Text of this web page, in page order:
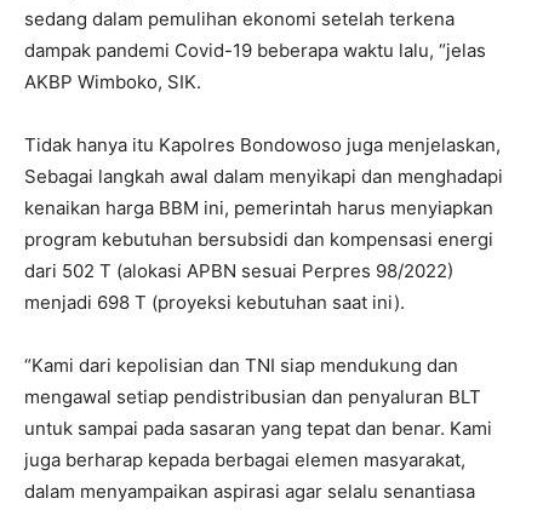
sedang dalam pemulihan ekonomi setelah terkena
dampak pandemi Covid-19 beberapa waktu lalu, “jelas
AKBP Wimboko, SIK.
Tidak hanya itu Kapolres Bondowoso juga menjelaskan,
Sebagai langkah awal dalam menyikapi dan menghadapi
kenaikan harga BBM ini, pemerintah harus menyiapkan
program kebutuhan bersubsidi dan kompensasi energi
dari 502 T (alokasi APBN sesuai Perpres 98/2022)
menjadi 698 T (proyeksi kebutuhan saat ini).
“Kami dari kepolisian dan TNI siap mendukung dan
mengawal setiap pendistribusian dan penyaluran BLT
untuk sampai pada sasaran yang tepat dan benar. Kami
juga berharap kepada berbagai elemen masyarakat,
dalam menyampaikan aspirasi agar selalu senantiasa